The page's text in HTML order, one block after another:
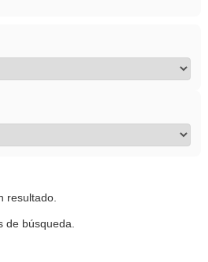
resultado.
de búsqueda.